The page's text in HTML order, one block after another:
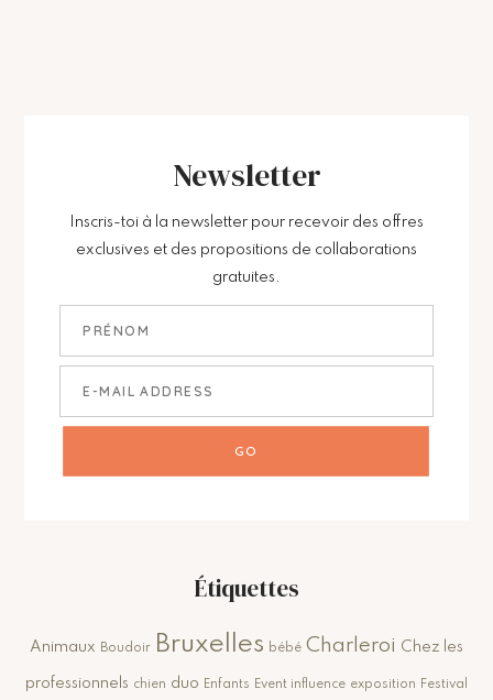
Newsletter
Inscris-toi à la newsletter pour recevoir des offres
exclusives et des propositions de collaborations
gratuites.
Étiquettes
Animaux Boudoir Bruxelles bébé Charleroi Chez les
professionnels chien duo Enfants Event influence exposition Festival